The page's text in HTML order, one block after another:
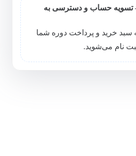
تسویه حساب و دسترسی به
سبد خرید و پرداخت دوره شما
نام می‌شوید.